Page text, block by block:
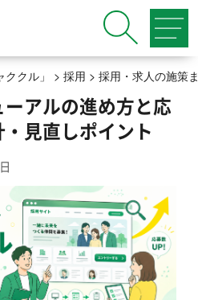
クル」 > 採用 > 採用・求人の施策
アルの進め方と応
見直しポイント